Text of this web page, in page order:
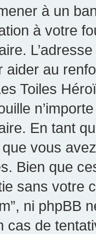
à un
à votre
aider au
Toiles
En tant
vous
Bien que
sans votre
ni phpBB
cas de